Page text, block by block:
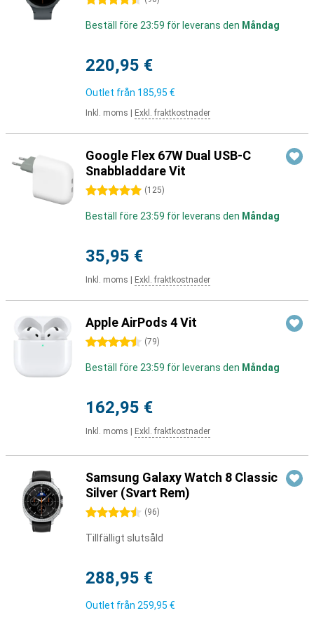
Beställ före 23:59 för leverans den Måndag
220,95 €
Outlet från 185,95 €
Inkl. moms Exkl. fraktkostnader
Google Flex 67W Dual USB-C
Snabbladdare Vit
5 stjärnor (125)
Beställ före 23:59 för leverans den Måndag
35,95 €
Inkl. moms Exkl. fraktkostnader
Apple AirPods 4 Vit
4.5 stjärnor (79)
Beställ före 23:59 för leverans den Måndag
162,95 €
Inkl. moms Exkl. fraktkostnader
Samsung Galaxy Watch 8 Classic
Silver (Svart Rem)
4.5 stjärnor (96)
Tillfälligt slutsåld
288,95 €
Outlet från 259,95 €